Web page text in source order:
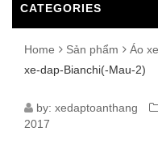
CATEGORIES
Home Sản phẩm Áo
xe-dap-Bianchi(-Mau-2)
1025_AO-
by: xedaptoanthang
2017